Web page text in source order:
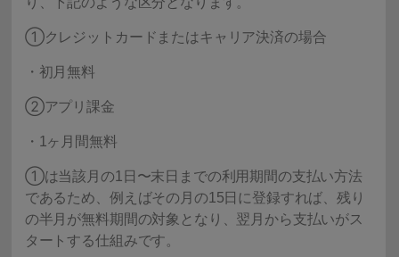
①クレジットカードまたはキャリア決済の場合
・初月無料
②アプリ課金
・1ヶ月間無料
①は当該月の1日〜末日までの利用期間の支払い方法
であるため、例えばその月の15日に登録すれば、残り
の半月が無料期間の対象となり、翌月から支払いがス
タートする仕組みです。